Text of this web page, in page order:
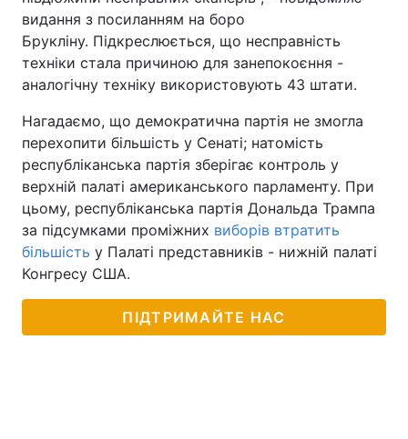
видання з посиланням на боро
Брукліну. Підкреслюється, що несправність
техніки стала причиною для занепокоєння -
аналогічну техніку використовують 43 штати.
Нагадаємо, що демократична партія не змогла
перехопити більшість у Сенаті; натомість
республіканська партія зберігає контроль у
верхній палаті американського парламенту. При
цьому, республіканська партія Дональда Трампа
за підсумками проміжних виборів втратить
більшість у Палаті представників - нижній палаті
Конгресу США.
ПІДТРИМАЙТЕ НАС